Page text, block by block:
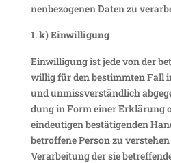
nen­be­zo­genen Daten zu
k) Einwil­li­gung
Einwil­li­gung ist jede von der
willig für den bestimmten Fall
und unmiss­ver­ständ­lich
dung in Form einer Erklä­rung
eindeu­tigen bestä­ti­genden
betrof­fene Person zu
Verar­bei­tung der sie